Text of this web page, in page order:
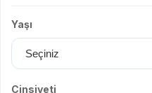
Yaşı
Cinsiyeti